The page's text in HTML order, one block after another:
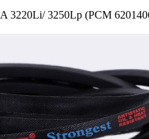
A 3220Li/ 3250Lp (РСМ